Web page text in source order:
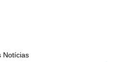
Notícias